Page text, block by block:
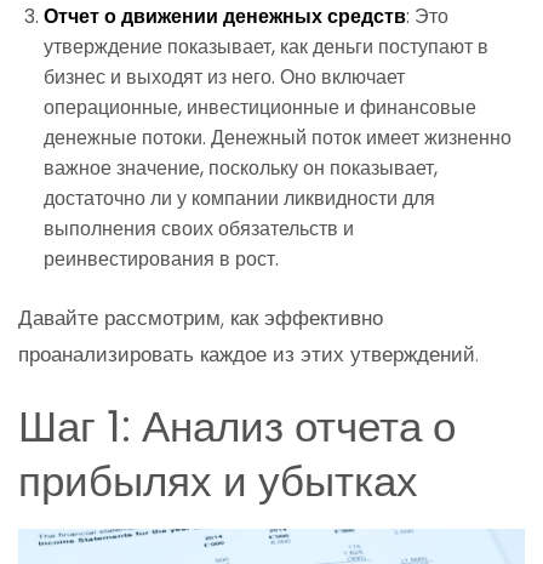
Отчет о движении денежных средств: Это
утверждение показывает, как деньги поступают в
бизнес и выходят из него. Оно включает
операционные, инвестиционные и финансовые
денежные потоки. Денежный поток имеет жизненно
важное значение, поскольку он показывает,
достаточно ли у компании ликвидности для
выполнения своих обязательств и
реинвестирования в рост.
Давайте рассмотрим, как эффективно
проанализировать каждое из этих утверждений.
Шаг 1: Анализ отчета о
прибылях и убытках